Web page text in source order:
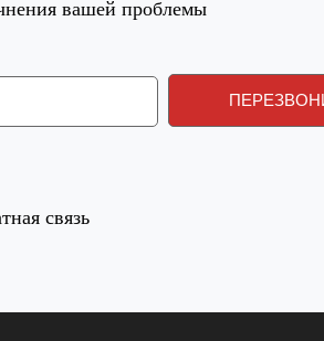
вашей проблемы
связь